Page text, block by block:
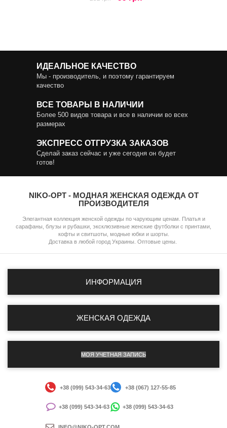
ИДЕАЛЬНОЕ КАЧЕСТВО
Мы - производитель, и поэтому гарантируем
качество
ВСЕ ТОВАРЫ В НАЛИЧИИ
Более 500 видов товара и все в наличии во всех
размерах
ЭКСПРЕСС ОТГРУЗКА ЗАКАЗОВ
Сделай заказ сейчас и уже сегодня он будет
готов!
NIKO-OPT - МОДНАЯ ЖЕНСКАЯ ОДЕЖДА ОТ
ПРОИЗВОДИТЕЛЯ
Элегантная коллекция женской одежды по чарующим ценам. Платья и
сарафаны, блузы и рубашки, эксклюзивные женские футболки с принтами,
кофты и свитшоты, модные юбки и шорты.
Доставка в любой город Украины. Оптовые цены.
ИНФОРМАЦИЯ
ЖЕНСКАЯ ОДЕЖДА
МОЯ УЧЕТНАЯ ЗАПИСЬ
+38 (099) 543-34-63 +38 (067) 127-55-85
+38 (099) 543-34-63 +38 (099) 543-34-63